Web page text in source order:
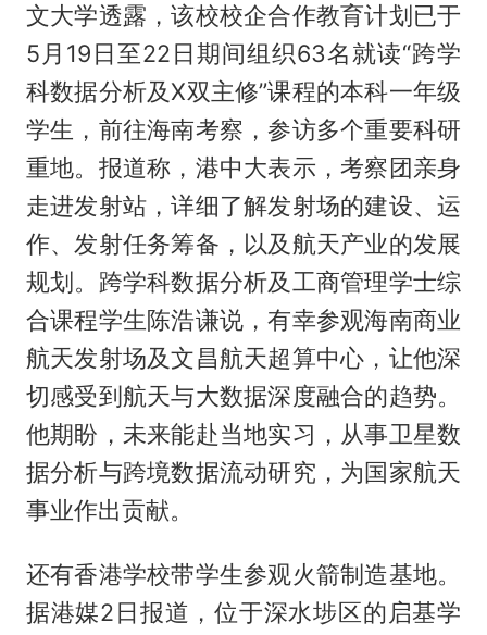
文大学透露，该校校企合作教育计划已于
5月19日至22日期间组织63名就读“跨学
科数据分析及X双主修”课程的本科一年级
学生，前往海南考察，参访多个重要科研
重地。报道称，港中大表示，考察团亲身
走进发射站，详细了解发射场的建设、运
作、发射任务筹备，以及航天产业的发展
规划。跨学科数据分析及工商管理学士综
合课程学生陈浩谦说，有幸参观海南商业
航天发射场及文昌航天超算中心，让他深
切感受到航天与大数据深度融合的趋势。
他期盼，未来能赴当地实习，从事卫星数
据分析与跨境数据流动研究，为国家航天
事业作出贡献。
还有香港学校带学生参观火箭制造基地。
据港媒2日报道，位于深水埗区的启基学